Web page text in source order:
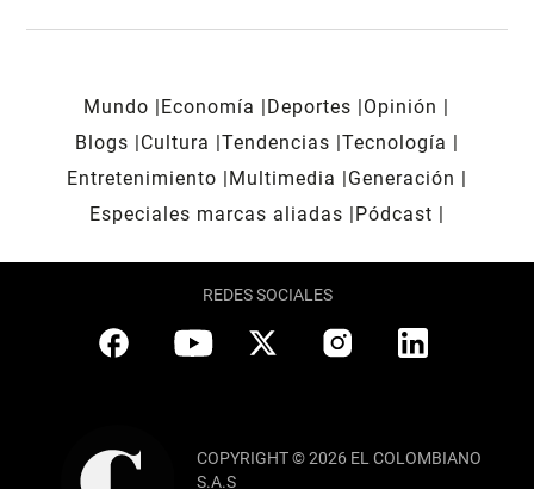
Mundo Economía Deportes
Opinión
Blogs
Cultura Tendencias Tecnología
Entretenimiento
Multimedia
Generación
Especiales marcas aliadas
Pódcast
REDES SOCIALES
COPYRIGHT © 2026 EL COLOMBIANO
S.A.S